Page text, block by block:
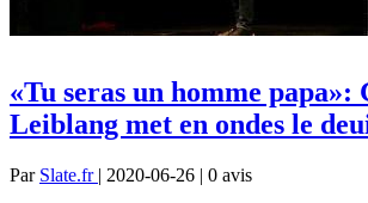
«Tu seras un homme papa»:
Leiblang met en ondes le
Par Slate.fr | 2020-06-26 | 0 avis